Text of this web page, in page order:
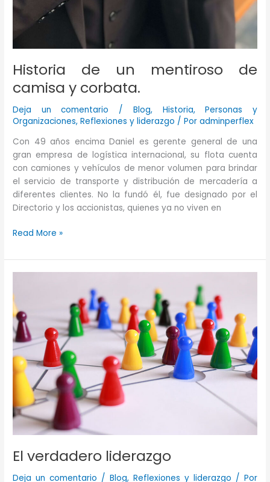
Historia de un mentiroso de
camisa y corbata.
Deja un comentario / Blog, Historia,Personas y
Organizaciones,Reflexiones y liderazgo / Poradminperflex
Con 49 años encima Daniel es gerente general de una
gran empresa de logística internacional, su flota cuenta
con camiones y vehículos de menor volumen para brindar
el servicio de transporte y distribución de mercadería a
diferentes clientes. No la fundó él, fue designado por el
Directorio y los accionistas, quienes ya no viven en
Historia
un
mentiroso
camisa
y
corbata.
Read More »
El verdadero liderazgo
Deja un comentario /Blog,Reflexiones y liderazgo / Por